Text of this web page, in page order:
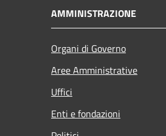
AMMINISTRAZIONE
Organi di Governo
Aree Amministrative
Uffici
Enti e fondazioni